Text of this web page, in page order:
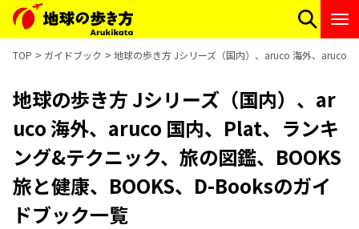
TOP ガイドブック 地球の歩き方 Jシリーズ（国内）、aruco 海外、aruco
地球の歩き方 Jシリーズ（国内）、ar
uco 海外、aruco 国内、Plat、ランキ
ング&テクニック、旅の図鑑、BOOKS
旅と健康、BOOKS、D-Booksのガイ
ドブック一覧